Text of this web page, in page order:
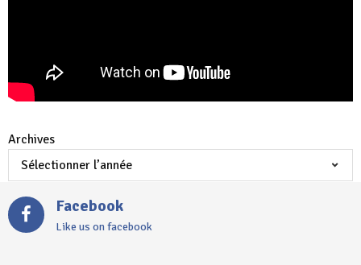
Archives
Facebook
Like us on facebook